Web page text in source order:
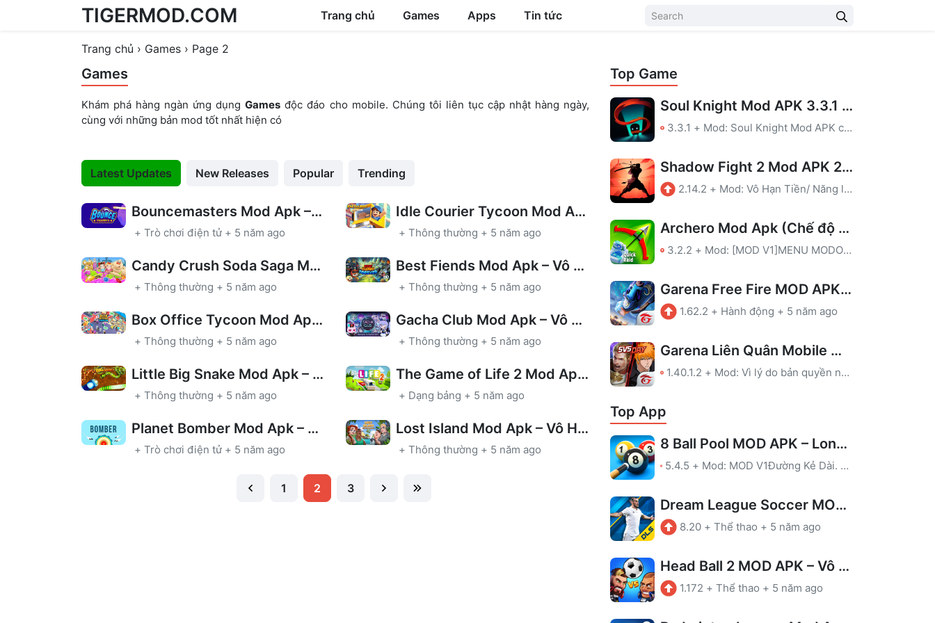
TIGERMOD.COM Trang chủ Games Apps Tin tức
Trang chủ › Games › Page 2
Games
Khám phá hàng ngàn ứng dụngGames độc đáo cho mobile. Chúng tôi liên tục cập nhật hàng ngày,
cùng với những bản mod tốt nhất hiện có
Latest Updates New Releases Popular Trending
Bouncemasters Mod Apk – Vô Hạn Tiền
+ Trò chơi điện tử + 5 năm ago
Idle Courier Tycoon Mod Apk – Vô Hạn Tiền
+ Thông thường + 5 năm ago
Candy Crush Soda Saga Mod Apk – Vô Hạn Lượt Đi
+ Thông thường + 5 năm ago
Best Fiends Mod Apk – Vô Hạn Tiền/Năng Lượng
+ Thông thường + 5 năm ago
Box Office Tycoon Mod Apk – Mở Khóa Phần Thưởng
+ Thông thường + 5 năm ago
Gacha Club Mod Apk – Vô hạn tiền
+ Thông thường + 5 năm ago
Little Big Snake Mod Apk – VIP Actived
+ Thông thường + 5 năm ago
The Game of Life 2 Mod Apk – Mở khóa
+ Dạng bảng + 5 năm ago
Planet Bomber Mod Apk – Vô hạn tiền
+ Trò chơi điện tử + 5 năm ago
Lost Island Mod Apk – Vô Hạn Mạng
+ Thông thường + 5 năm ago
1 2 3
Top Game
Soul Knight Mod APK 3.3.1 (Tiền, Menu, Bất Tử, Mana, Hồi Chiêu)
3.3.1 + Mod: Soul Knight Mod APK có các chức năng thú vị sau: Tiền, Menu, Bất Tử, Mana, Hồi Chiêu. Tha hồ khám phá và giải trí vô tận.
Shadow Fight 2 Mod APK 2.14.2 (Vô Hạn Tiền)
2.14.2 + Mod: Vô Hạn Tiền/ Năng lượng
Archero Mod Apk (Chế độ thần, Sát thương cao)
3.2.2 + Mod: [MOD V1]MENU MODOne hit killGod modeShoot through the wall[MOD V2]MENU MODOne hit killGod mode
Garena Free Fire MOD APK – Mod tự ngắm
1.62.2 + Hành động + 5 năm ago
Garena Liên Quân Mobile MOD APK – Map, Full Skin
1.40.1.2 + Mod: Vì lý do bản quyền nên chúng tôi đã gỡ file MOD của game này. Bạn có thể ủng hộ nhà phát triển qua link tải ở Google Play.
Top App
8 Ball Pool MOD APK – Long Lines
5.4.5 + Mod: MOD V1Đường Kẻ Dài. Chơi cẩn thận, để tránh bị cấm!MOD V2Hiển thị hướng dẫn kẻ trong phòng không có hướng dẫn.MOD V3Hiển thị hướng dẫn kẻ trong phòng không có hướng dẫn.Chống cấmLeague được kích hoạt
Dream League Soccer MOD APK – Vô hạn tiền
8.20 + Thể thao + 5 năm ago
Head Ball 2 MOD APK – Vô hạn tiền
1.172 + Thể thao + 5 năm ago